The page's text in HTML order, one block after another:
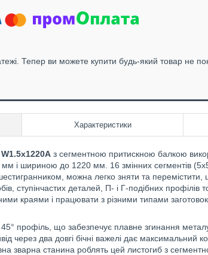
Тепер ви можете купити будь-який товар не
Характеристики
з сегментною притискною балкою
і шириною до 1220 мм. 16 змінних сегментів
можна легко зняти та перемістити,
ступінчастих деталей, П- і Г-подібних
краями і працювати з різними типами
профіль, що забезпечує плавне згинання
через два довгі бічні важелі дає максимальний
зварна станина роблять цей листогиб з